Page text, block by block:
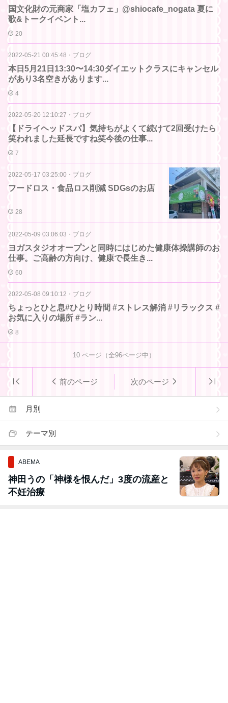
国文化財の元商家「塩カフェ」@shiocafe_nogata 夏に
歌&トークイベント...
20
2022-05-21 00:45:48 ・ ブログ
本日5月21日13:30〜14:30ダイエットクラスにキャンセル
があり3名空きがあります...
4
2022-05-20 12:10:27 ・ ブログ
【ドライヘッドスパ】気持ちがよくて続けて2回受けたら
笑われました延長ですね笑今後の仕事...
7
2022-05-17 03:25:00 ・ ブログ
フードロス・食品ロス削減 SDGsのお店
28
2022-05-09 03:06:03 ・ ブログ
ヨガスタジオオープンと同時にはじめた健康体操講師のお
仕事。ご高齢の方向け、健康で長生き...
60
2022-05-08 09:10:12 ・ ブログ
ちょっとひと息#ひとり時間 #ストレス解消 #リラックス #
お気に入りの場所 #ラン...
8
10 ページ（全96ページ中）
前のページ 次のページ
月別
テーマ別
ABEMA
神田うの「神様を恨んだ」3度の流産と
不妊治療